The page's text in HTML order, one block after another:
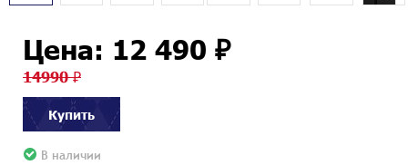
Цена: 12 490 ₽
14990 ₽
Купить
В наличии